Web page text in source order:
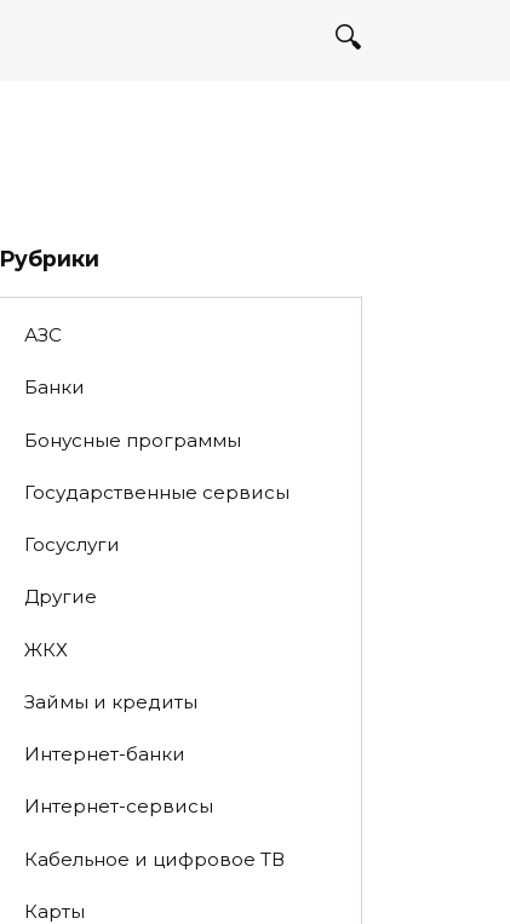
Рубрики
АЗС
Банки
Бонусные программы
Государственные сервисы
Госуслуги
Другие
ЖКХ
Займы и кредиты
Интернет-банки
Интернет-сервисы
Кабельное и цифровое ТВ
Карты